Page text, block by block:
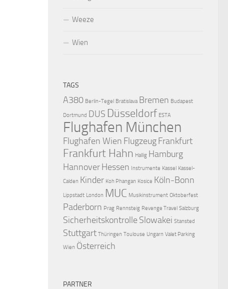
Weeze
Wien
TAGS
A380 Berlin-Tegel Bratislava Bremen Budapest
Dortmund DUS Düsseldorf ESTA
Flughafen München
Flughafen Wien Flugzeug Frankfurt
Frankfurt Hahn Hallig Hamburg
Hannover Hessen Instrumente Kassel Kassel-
Calden Kinder Koh Phangan Kosice Köln-Bonn
Lippstadt London MUC Musikinstrument Oktoberfest
Paderborn Prag Rennsteig Revenge Travel Salzburg
Sicherheitskontrolle Slowakei Stansted
Stuttgart Thüringen Toulouse Ungarn Valet Parking
Wien Österreich
PARTNER